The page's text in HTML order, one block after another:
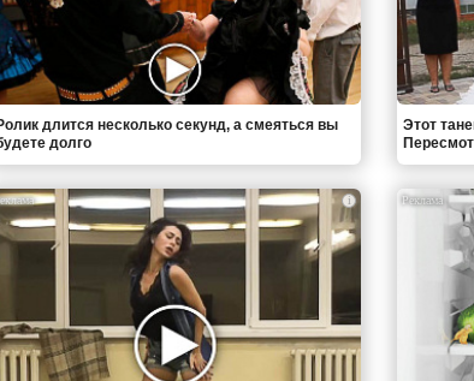
длится несколько секунд, а смеяться вы
долго
Этот
i